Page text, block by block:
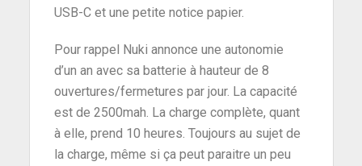
USB-C et une petite notice papier.
Pour rappel Nuki annonce une autonomie
d’un an avec sa batterie à hauteur de 8
ouvertures/fermetures par jour. La capacité
est de 2500mah. La charge complète, quant
à elle, prend 10 heures. Toujours au sujet de
la charge, même si ça peut paraitre un peu